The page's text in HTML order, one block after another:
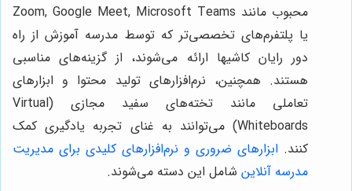
محبوب مانند Zoom, Google Meet, Microsoft Teams
یا پلتفرم‌های تخصصی‌تر که توسط مدرسه آموزش از راه
دور رایان کاشیها ارائه می‌شوند، از گزینه‌های مناسبی
هستند. همچنین، نرم‌افزارهای تولید محتوا و ابزارهای
تعاملی مانند تخته‌های سفید مجازی (Virtual
Whiteboards) می‌توانند به غنای تجربه یادگیری کمک
کنند. ابزارهای ضروری و نرم‌افزارهای کلیدی برای مدیریت
مدرسه آنلاین شامل این دسته می‌شوند.